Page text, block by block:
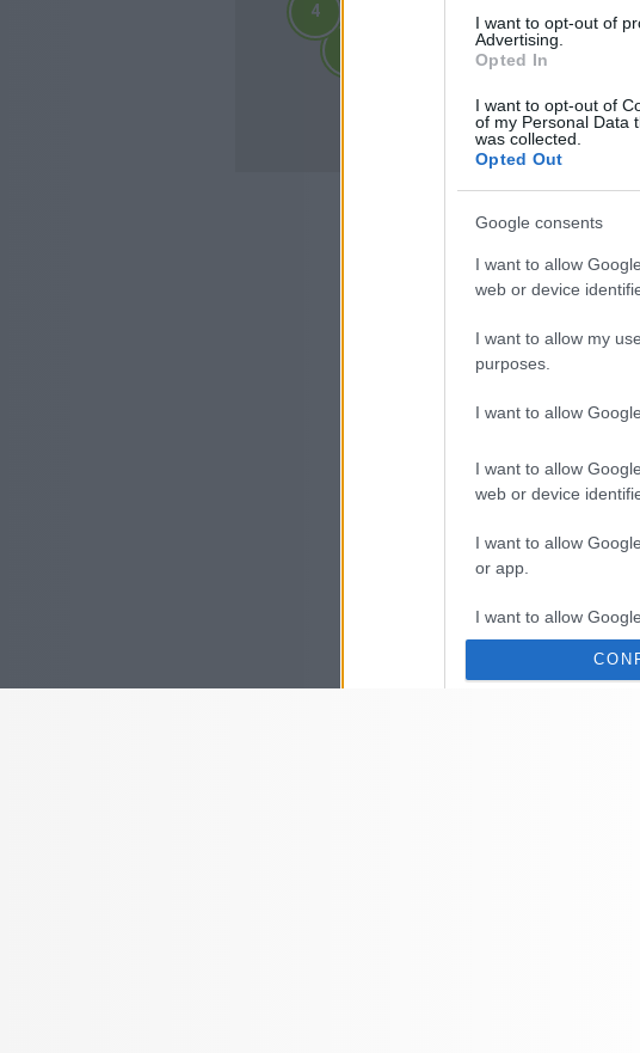
I want to opt-out of
Advertising.
Opted In
I want to opt-out of
of my Personal Data
was collected.
Opted Out
Google consents
I want to allow
web or device
I want to allow my
purposes.
I want to allow
I want to allow
web or device
I want to allow
or app.
I want to allow
authentication
10
2
3
4
10
2
4